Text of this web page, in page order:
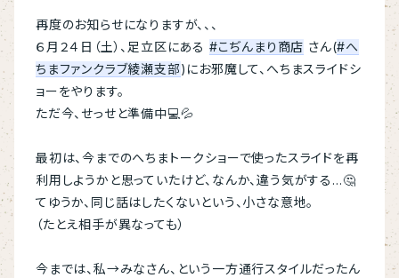
再度のお知らせになりますが、、、
６月２４日（土）、足立区にある #こぢんまり商店 さん(#へ
ちまファンクラブ綾瀬支部)にお邪魔して、へちまスライドシ
ョーをやります。
ただ今、せっせと準備中💻💦
最初は、今までのへちまトークショーで使ったスライドを再
利用しようかと思っていたけど、なんか、違う気がする…🤔
てゆうか、同じ話はしたくないという、小さな意地。
（たとえ相手が異なっても）
今までは、私→みなさん、という一方通行スタイルだったん